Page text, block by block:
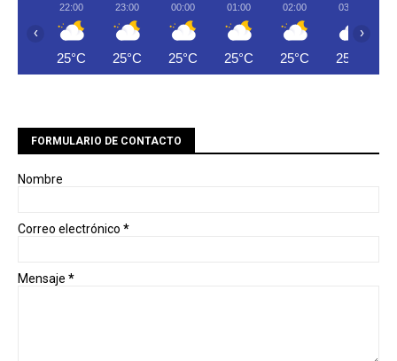
22:00
25°C
23:00
25°C
00:00
25°C
01:00
25°C
02:00
25°C
03:00
25°C
‹ ›
FORMULARIO DE CONTACTO
Nombre
Correo electrónico *
Mensaje *